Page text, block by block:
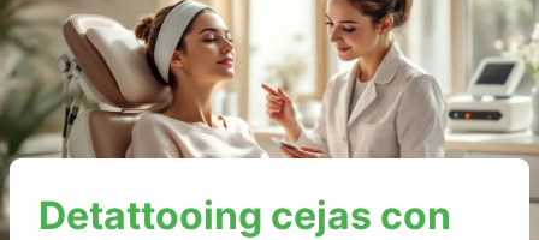
Detattooing cejas con